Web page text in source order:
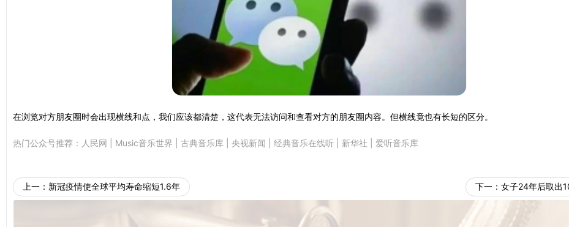
在浏览对方朋友圈时会出现横线和点，我们应该都清楚，这代表无法访问和查看对方的朋友圈内容。但横线竟也有长短的区分。
热门公众号推荐： 人民网 Music音乐世界 古典音乐库 央视新闻 经典音乐在线听 新华社 爱听音乐库
上一： 新冠疫情使全球平均寿命缩短1.6年 下一： 女子24年后取出